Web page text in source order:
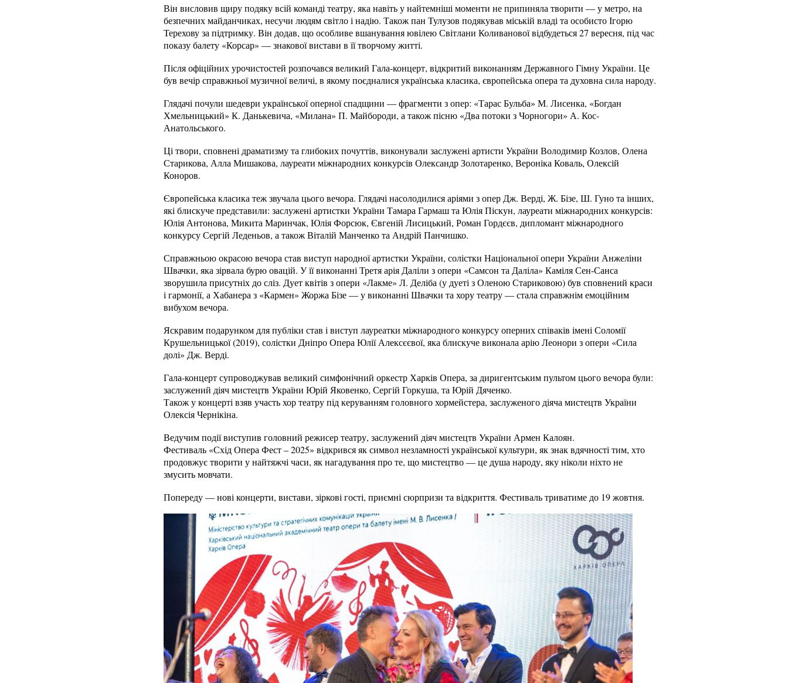
Він висловив щиру подяку всій команді театру, яка навіть у найтемніші моменти не припиняла творити — у метро, на
безпечних майданчиках, несучи людям світло і надію. Також пан Тулузов подякував міській владі та особисто Ігорю
Терехову за підтримку. Він додав, що особливе вшанування ювілею Світлани Коливанової відбудеться 27 вересня, під час
показу балету «Корсар» — знакової вистави в її творчому житті.
Після офіційних урочистостей розпочався великий Гала-концерт, відкритий виконанням Державного Гімну України. Це
був вечір справжньої музичної величі, в якому поєдналися українська класика, європейська опера та духовна сила народу.
Глядачі почули шедеври української оперної спадщини — фрагменти з опер: «Тарас Бульба» М. Лисенка, «Богдан
Хмельницький» К. Данькевича, «Милана» П. Майбороди, а також пісню «Два потоки з Чорногори» А. Кос-
Анатольського.
Ці твори, сповнені драматизму та глибоких почуттів, виконували заслужені артисти України Володимир Козлов, Олена
Старикова, Алла Мишакова, лауреати міжнародних конкурсів Олександр Золотаренко, Вероніка Коваль, Олексій
Коноров.
Європейська класика теж звучала цього вечора. Глядачі насолодилися аріями з опер Дж. Верді, Ж. Бізе, Ш. Гуно та інших,
які блискуче представили: заслужені артистки України Тамара Гармаш та Юлія Піскун, лауреати міжнародних конкурсів:
Юлія Антонова, Микита Маринчак, Юлія Форсюк, Євгеній Лисицький, Роман Гордєєв, дипломант міжнародного
конкурсу Сергій Леденьов, а також Віталій Манченко та Андрій Панчишко.
Справжньою окрасою вечора став виступ народної артистки України, солістки Національної опери України Анжеліни
Швачки, яка зірвала бурю овацій. У її виконанні Третя арія Даліли з опери «Самсон та Даліла» Каміля Сен-Санса
зворушила присутніх до сліз. Дует квітів з опери «Лакме» Л. Деліба (у дуеті з Оленою Стариковою) був сповнений краси
і гармонії, а Хабанера з «Кармен» Жоржа Бізе — у виконанні Швачки та хору театру — стала справжнім емоційним
вибухом вечора.
Яскравим подарунком для публіки став і виступ лауреатки міжнародного конкурсу оперних співаків імені Соломії
Крушельницької (2019), солістки Дніпро Опера Юлії Алексєєвої, яка блискуче виконала арію Леонори з опери «Сила
долі» Дж. Верді.
Гала-концерт супроводжував великий симфонічний оркестр Харків Опера, за диригентським пультом цього вечора були:
заслужений діяч мистецтв України Юрій Яковенко, Сергій Горкуша, та Юрій Дяченко.
Також у концерті взяв участь хор театру під керуванням головного хормейстера, заслуженого діяча мистецтв України
Олексія Чернікіна.
Ведучим події виступив головний режисер театру, заслужений діяч мистецтв України Армен Калоян.
Фестиваль «Схід Опера Фест – 2025» відкрився як символ незламності української культури, як знак вдячності тим, хто
продовжує творити у найтяжчі часи, як нагадування про те, що мистецтво — це душа народу, яку ніколи ніхто не
змусить мовчати.
Попереду — нові концерти, вистави, зіркові гості, приємні сюрпризи та відкриття. Фестиваль триватиме до 19 жовтня.